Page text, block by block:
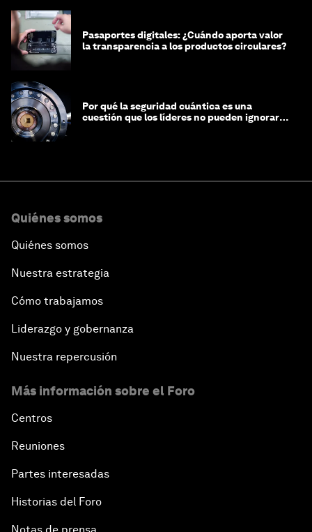
Pasaportes digitales: ¿Cuándo aporta valor
la transparencia a los productos circulares?
Por qué la seguridad cuántica es una
cuestión que los líderes no pueden ignorar
Quiénes somos
Quiénes somos
Nuestra estrategia
Cómo trabajamos
Liderazgo y gobernanza
Nuestra repercusión
Más información sobre el Foro
Centros
Reuniones
Partes interesadas
Historias del Foro
Notas de prensa